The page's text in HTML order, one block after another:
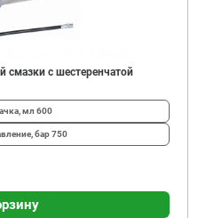
смазки с шестеренчатой
мл 600
бар750